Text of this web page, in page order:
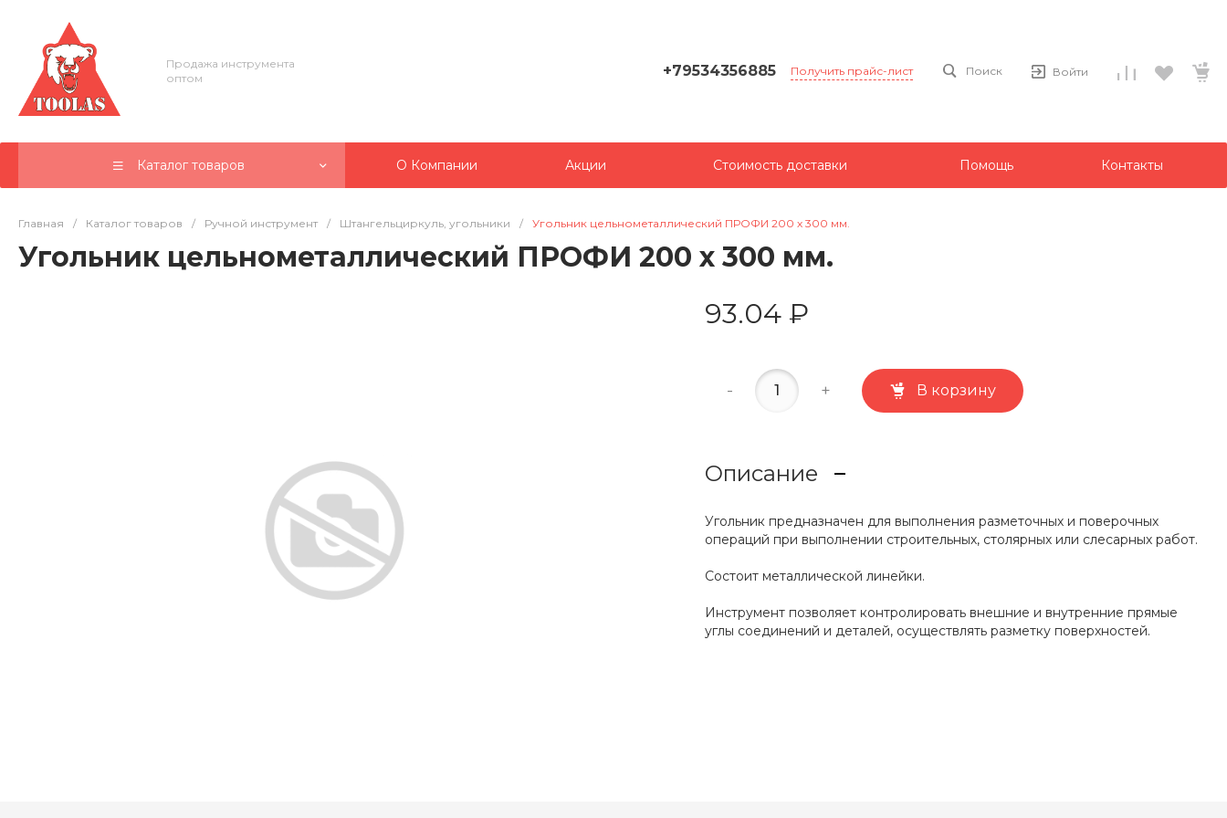
Продажа инструмента
оптом
+79534356885 Получить прайс-лист Поиск Войти
Каталог товаров О Компании Акции Стоимость доставки Помощь Контакты
Главная / Каталог товаров / Ручной инструмент / Штангельциркуль, угольники / Угольник цельнометаллический ПРОФИ 200 х 300 мм.
Угольник цельнометаллический ПРОФИ 200 х 300 мм.
93.04 ₽
- + В корзину
Описание
Угольник предназначен для выполнения разметочных и поверочных
операций при выполнении строительных, столярных или слесарных работ.
Состоит металлической линейки.
Инструмент позволяет контролировать внешние и внутренние прямые
углы соединений и деталей, осуществлять разметку поверхностей.